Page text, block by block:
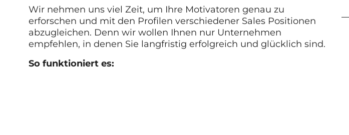
Wir nehmen uns viel Zeit, um Ihre Motivatoren genau zu
erforschen und mit den Profilen verschiedener Sales Positionen
abzugleichen. Denn wir wollen Ihnen nur Unternehmen
empfehlen, in denen Sie langfristig erfolgreich und glücklich sind.
So funktioniert es: